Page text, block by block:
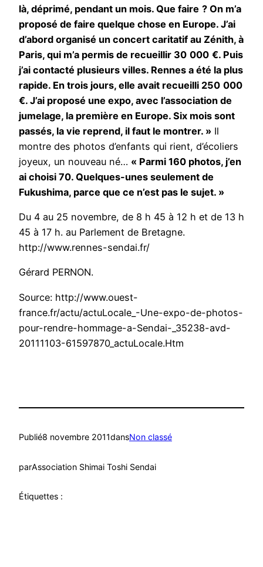
là, déprimé, pendant un mois. Que faire ? On m’a
proposé de faire quelque chose en Europe. J’ai
d’abord organisé un concert caritatif au Zénith, à
Paris, qui m’a permis de recueillir 30 000 €. Puis
j’ai contacté plusieurs villes. Rennes a été la plus
rapide. En trois jours, elle avait recueilli 250 000
€. J’ai proposé une expo, avec l’association de
jumelage, la première en Europe. Six mois sont
passés, la vie reprend, il faut le montrer. » Il
montre des photos d’enfants qui rient, d’écoliers
joyeux, un nouveau né… « Parmi 160 photos, j’en
ai choisi 70. Quelques-unes seulement de
Fukushima, parce que ce n’est pas le sujet. »
Du 4 au 25 novembre, de 8 h 45 à 12 h et de 13 h
45 à 17 h. au Parlement de Bretagne.
http://www.rennes-sendai.fr/
Gérard PERNON.
Source: http://www.ouest-
france.fr/actu/actuLocale_-Une-expo-de-photos-
pour-rendre-hommage-a-Sendai-_35238-avd-
20111103-61597870_actuLocale.Htm
Publié8 novembre 2011dansNon classé
parAssociation Shimai Toshi Sendai
Étiquettes :